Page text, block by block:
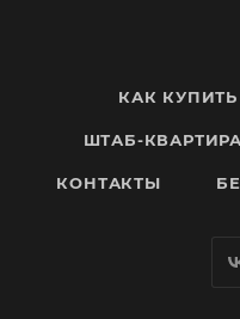
КАК КУПИТЬ
ШТАБ-
КОНТАКТЫ